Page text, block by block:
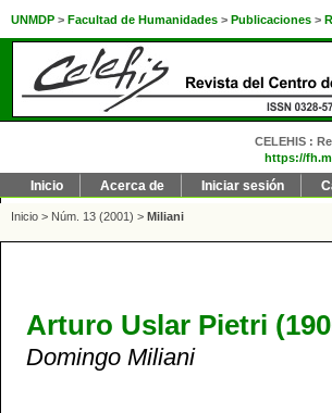
UNMDP > Facultad de Humanidades > Publicaciones >
CELEHIS :
https://
Inicio Acerca de Iniciar sesión
Inicio > Núm. 13 (2001) > Miliani
Arturo Uslar Pietri
Domingo Miliani